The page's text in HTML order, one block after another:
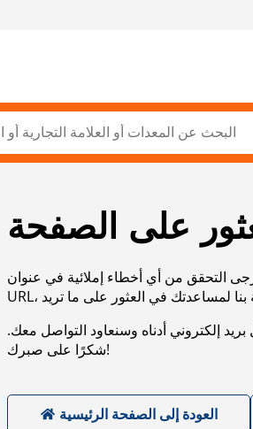
على الصفحة
التحقق من أي أخطاء إملائية في عنوان
إلكتروني أدناه وسنعاود التواصل معك.
شكرًا على صبرك!
العودة إلى الصفحة الرئيسية